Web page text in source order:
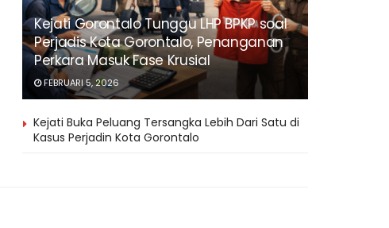
Kejati Gorontalo Tunggu LHP BPKP soal
Perjadis Kota Gorontalo, Penanganan
Perkara Masuk Fase Krusial
FEBRUARI 5, 2026
Kejati Buka Peluang Tersangka Lebih Dari Satu di
Kasus Perjadin Kota Gorontalo